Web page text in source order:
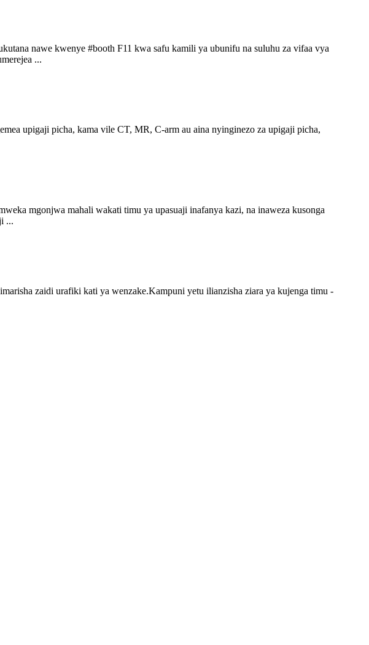
nawe kwenye #booth F11 kwa safu kamili ya ubunifu na suluhu za vifaa vya
...
upigaji picha, kama vile CT, MR, C-arm au aina nyinginezo za upigaji picha,
mgonjwa mahali wakati timu ya upasuaji inafanya kazi, na inaweza kusonga
...
zaidi urafiki kati ya wenzake.Kampuni yetu ilianzisha ziara ya kujenga timu -